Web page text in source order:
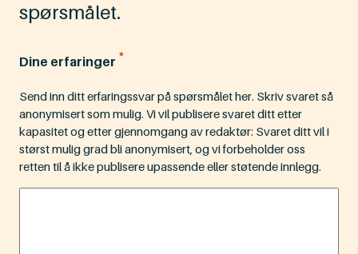
spørsmålet.
Dine erfaringer
*
Send inn ditt erfaringssvar på spørsmålet her. Skriv svaret så
anonymisert som mulig. Vi vil publisere svaret ditt etter
kapasitet og etter gjennomgang av redaktør: Svaret ditt vil i
størst mulig grad bli anonymisert, og vi forbeholder oss
retten til å ikke publisere upassende eller støtende innlegg.